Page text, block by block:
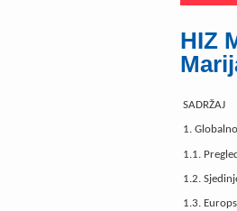
HIZ
SADRŽAJ
1.
1.1.
1.2.
1.3.